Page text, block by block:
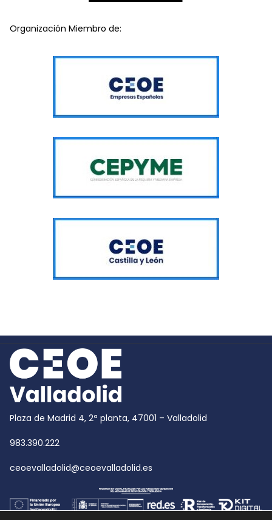
Organización Miembro de:
Plaza de Madrid 4, 2ª planta, 47001 – Valladolid
983.390.222
ceoevalladolid@ceoevalladolid.es